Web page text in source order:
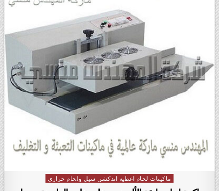
Posted in
ماكينات لحام اغطية اندكشن سيل ولحام حرارى